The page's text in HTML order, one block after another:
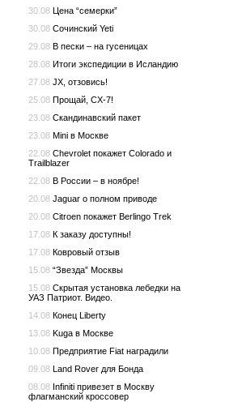
30.08 Цена “семерки”
30.08 Сочинский Yeti
29.08 В пески – на гусеницах
28.08 Итоги экспедиции в Исландию
27.08 JX, отзовись!
25.08 Прощай, CX-7!
23.08 Скандинавский пакет
23.08 Mini в Москве
22.08 Chevrolet покажет Colorado и
Trailblazer
22.08 В России – в ноябре!
20.08 Jaguar о полном приводе
20.08 Citroen покажет Berlingo Trek
17.08 К заказу доступны!
17.08 Ковровый отзыв
15.08 “Звезда” Москвы
15.08 Скрытая установка лебедки на
УАЗ Патриот. Видео.
14.08 Конец Liberty
13.08 Kuga в Москве
10.08 Предприятие Fiat наградили
09.08 Land Rover для Бонда
08.08 Infiniti привезет в Москву
флагманский кроссовер